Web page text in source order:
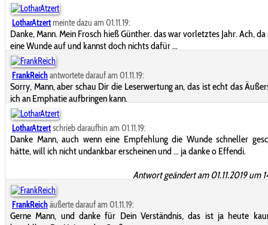
LotharAtzertmeinte dazu am 01.11.19:
Danke, Mann. Mein Frosch hieß Günther. das war vorletztes Jahr. Ach,
eine Wunde auf und kannst doch nichts dafür ...
FrankReichantwortete darauf am 01.11.19:
Sorry, Mann, aber schau Dir die Leserwertung an, das ist echt das
ich an Emphatie aufbringen kann.
LotharAtzertschrieb daraufhin am 01.11.19:
Danke Mann, auch wenn eine Empfehlung die Wunde schneller
hätte, will ich nicht undankbar erscheinen und … ja danke o Effendi.
Antwort geändert am 01.11.2019 um
FrankReichäußerte darauf am 01.11.19:
Gerne Mann, und danke für Dein Verständnis, das ist ja heute